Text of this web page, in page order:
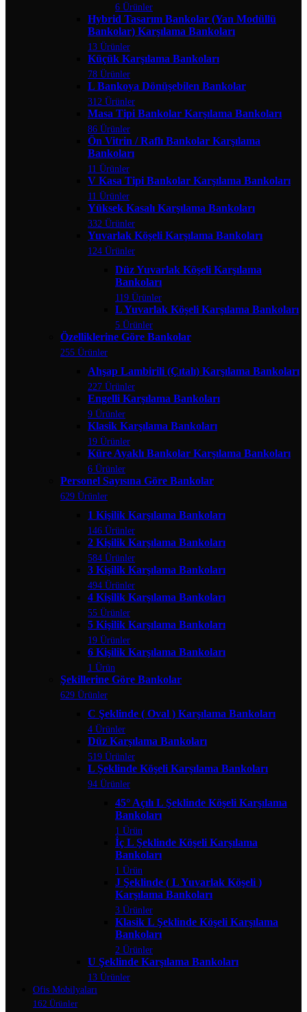
6 Ürünler
Hybrid Tasarım Bankolar (Yan Modüllü
Bankolar) Karşılama Bankoları
13 Ürünler
Küçük Karşılama Bankoları
78 Ürünler
L Bankoya Dönüşebilen Bankolar
312 Ürünler
Masa Tipi Bankolar Karşılama Bankoları
86 Ürünler
Ön Vitrin / Raflı Bankolar Karşılama
Bankoları
11 Ürünler
V Kasa Tipi Bankolar Karşılama Bankoları
11 Ürünler
Yüksek Kasalı Karşılama Bankoları
332 Ürünler
Yuvarlak Köşeli Karşılama Bankoları
124 Ürünler
Düz Yuvarlak Köşeli Karşılama
Bankoları
119 Ürünler
L Yuvarlak Köşeli Karşılama Bankoları
5 Ürünler
Özelliklerine Göre Bankolar
255 Ürünler
Ahşap Lambirili (Çıtalı) Karşılama Bankoları
227 Ürünler
Engelli Karşılama Bankoları
9 Ürünler
Klasik Karşılama Bankoları
19 Ürünler
Küre Ayaklı Bankolar Karşılama Bankoları
6 Ürünler
Personel Sayısına Göre Bankolar
629 Ürünler
1 Kişilik Karşılama Bankoları
146 Ürünler
2 Kişilik Karşılama Bankoları
584 Ürünler
3 Kişilik Karşılama Bankoları
494 Ürünler
4 Kişilik Karşılama Bankoları
55 Ürünler
5 Kişilik Karşılama Bankoları
19 Ürünler
6 Kişilik Karşılama Bankoları
1 Ürün
Şekillerine Göre Bankolar
629 Ürünler
C Şeklinde ( Oval ) Karşılama Bankoları
4 Ürünler
Düz Karşılama Bankoları
519 Ürünler
L Şeklinde Köşeli Karşılama Bankoları
94 Ürünler
45° Açılı L Şeklinde Köşeli Karşılama
Bankoları
1 Ürün
İç L Şeklinde Köşeli Karşılama
Bankoları
1 Ürün
J Şeklinde ( L Yuvarlak Köşeli )
Karşılama Bankoları
3 Ürünler
Klasik L Şeklinde Köşeli Karşılama
Bankoları
2 Ürünler
U Şeklinde Karşılama Bankoları
13 Ürünler
Ofis Mobilyaları
162 Ürünler